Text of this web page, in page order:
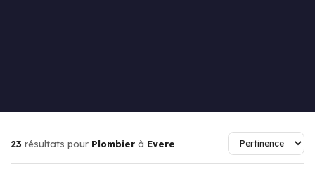
23 résultats pour Plombier à Evere